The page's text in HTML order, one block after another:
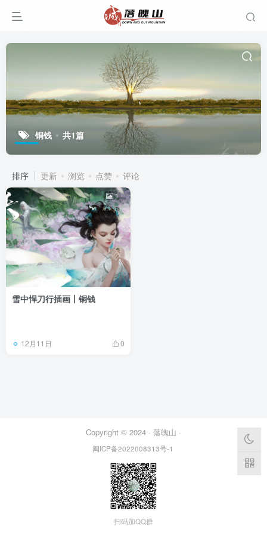
铜钱 共1篇
排序 更新 浏览 点赞 评论
1
雪中悍刀行插画丨铜钱
12月11日 0
Copyright © 2024 · 落魄山 ·
闽ICP备2022008313号-1
扫码加QQ群